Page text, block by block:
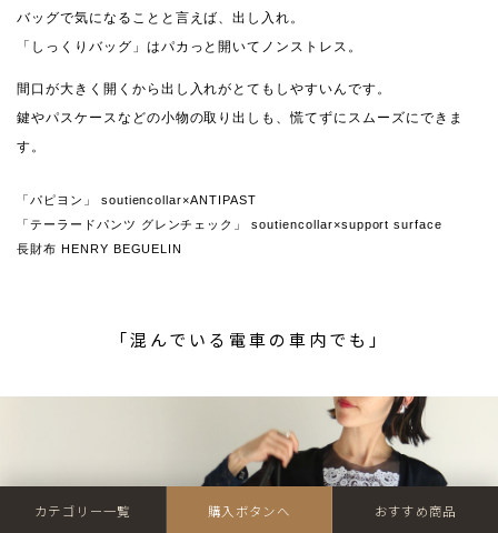
バッグで気になることと言えば、出し入れ。
「しっくりバッグ」はパカっと開いてノンストレス。
間口が大きく開くから出し入れがとてもしやすいんです。
鍵やパスケースなどの小物の取り出しも、慌てずにスムーズにできま
す。
「パピヨン」 soutiencollar×ANTIPAST
「テーラードパンツ グレンチェック」 soutiencollar×support surface
長財布 HENRY BEGUELIN
「混んでいる電車の車内でも」
カテゴリー一覧 購入ボタンへ おすすめ商品